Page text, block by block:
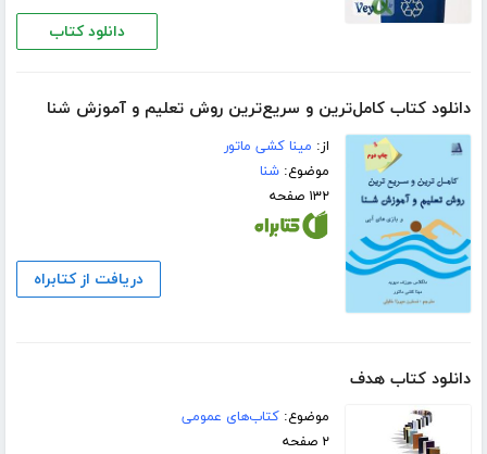
دانلود کتاب
دانلود کتاب کامل‌ترین و سریع‌ترین روش تعلیم و آموزش شنا
از: مینا کشی ماتور
موضوع:شنا
۱۳۲ صفحه
دریافت از کتابراه
دانلود کتاب هدف
موضوع:کتاب‌های عمومی
۲ صفحه